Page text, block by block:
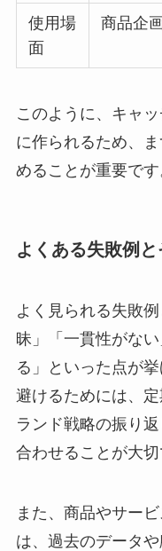
使用場
面
商品企
このように、キャ
に作られるため、
めることが重要です
よくある失敗例
よく見られる失敗
昧」「一貫性がな
る」といった点が
避けるためには、
ランド戦略の振り
合わせることが大切
また、商品やサー
は、過去のデータ